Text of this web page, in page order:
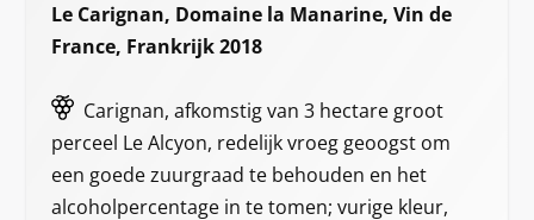
Le Carignan, Domaine la Manarine, Vin de
France, Frankrijk 2018
Carignan, afkomstig van 3 hectare groot
perceel Le Alcyon, redelijk vroeg geoogst om
een goede zuurgraad te behouden en het
alcoholpercentage in te tomen; vurige kleur,